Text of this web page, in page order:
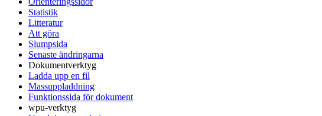
Statistik
Litteratur
Att göra
Slumpsida
Senaste ändringarna
Dokumentverktyg
Ladda upp en fil
Massuppladdning
Funktionssida för dokument
wpu-verktyg